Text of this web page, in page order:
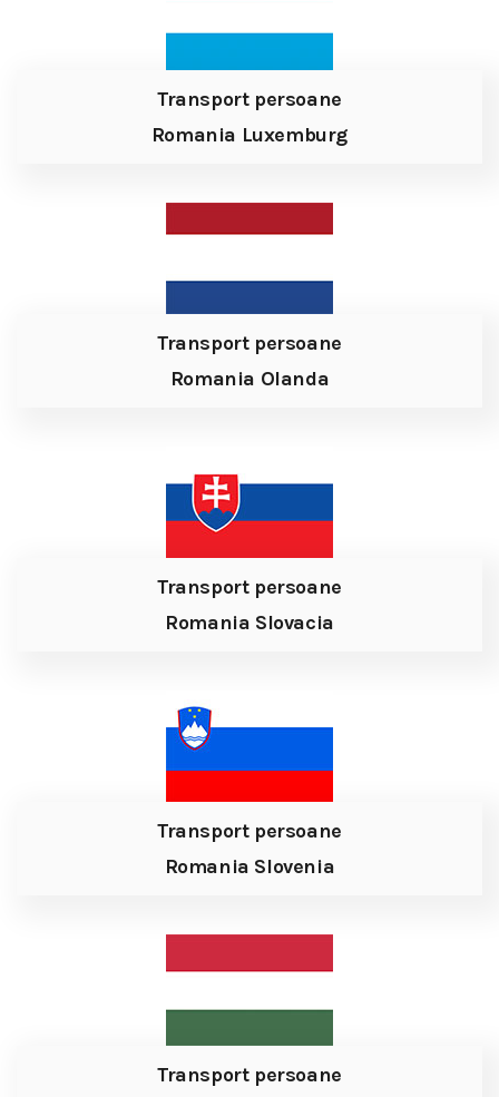
Transport persoane
Romania Luxemburg
Transport persoane
Romania Olanda
Transport persoane
Romania Slovacia
Transport persoane
Romania Slovenia
Transport persoane